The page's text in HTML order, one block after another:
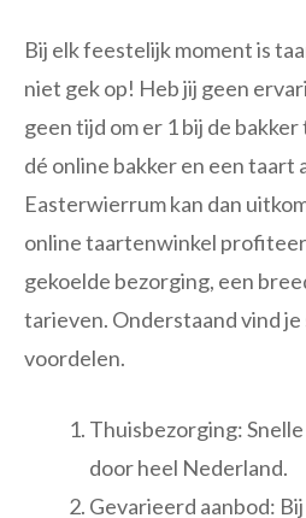
Bij elk feestelijk moment is
niet gek op! Heb jij geen
geen tijd om er 1 bij de
dé online bakker en een taart
Easterwierrum kan dan
online taartenwinkel profiteer
gekoelde bezorging, een
tarieven. Onderstaand vind je
voordelen.
Thuisbezorging:
door heel Nederland.
Gevarieerd aanbod: